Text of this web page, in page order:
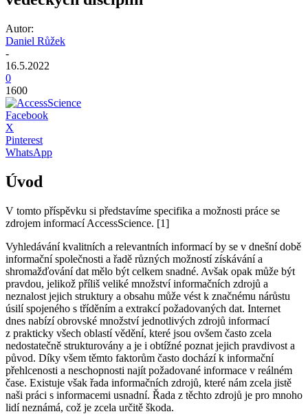
Autor:
Daniel Růžek
-
16.5.2022
0
1600
Facebook
X
Pinterest
WhatsApp
Úvod
V tomto příspěvku si představíme specifika a možnosti práce se
zdrojem informací AccessScience. [1]
Vyhledávání kvalitních a relevantních informací by se v dnešní době
informační společnosti a řadě různých možností získávání a
shromažďování dat mělo být celkem snadné. Avšak opak může být
pravdou, jelikož příliš veliké množství informačních zdrojů a
neznalost jejich struktury a obsahu může vést k značnému nárůstu
úsilí spojeného s tříděním a extrakcí požadovaných dat. Internet
dnes nabízí obrovské množství jednotlivých zdrojů informací
z prakticky všech oblastí vědění, které jsou ovšem často zcela
nedostatečně strukturovány a je i obtížné poznat jejich pravdivost a
původ. Díky všem těmto faktorům často dochází k informační
přehlcenosti a neschopnosti najít požadované informace v reálném
čase. Existuje však řada informačních zdrojů, které nám zcela jistě
naši práci s informacemi usnadní. Řada z těchto zdrojů je pro mnoho
lidí neznámá, což je zcela určitě škoda.